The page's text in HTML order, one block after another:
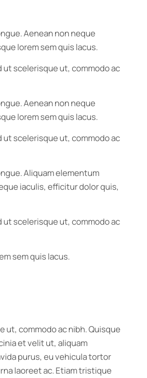
Aenean non neque
lorem sem quis lacus.
ut scelerisque ut, commodo ac
Aenean non neque
lorem sem quis lacus.
ut scelerisque ut, commodo ac
Aliquam elementum
iaculis, efficitur dolor quis,
ut scelerisque ut, commodo ac
sem quis lacus.
ut, commodo ac nibh. Quisque
et velit ut, aliquam
purus, eu vehicula tortor
laoreet ac. Etiam tristique